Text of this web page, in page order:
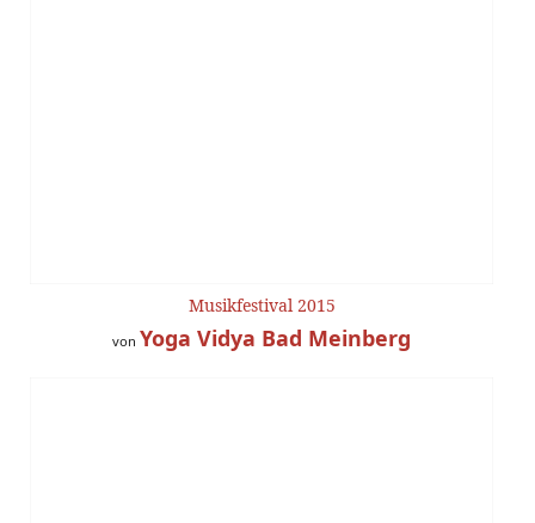
Musikfestival 2015
von Yoga Vidya Bad Meinberg